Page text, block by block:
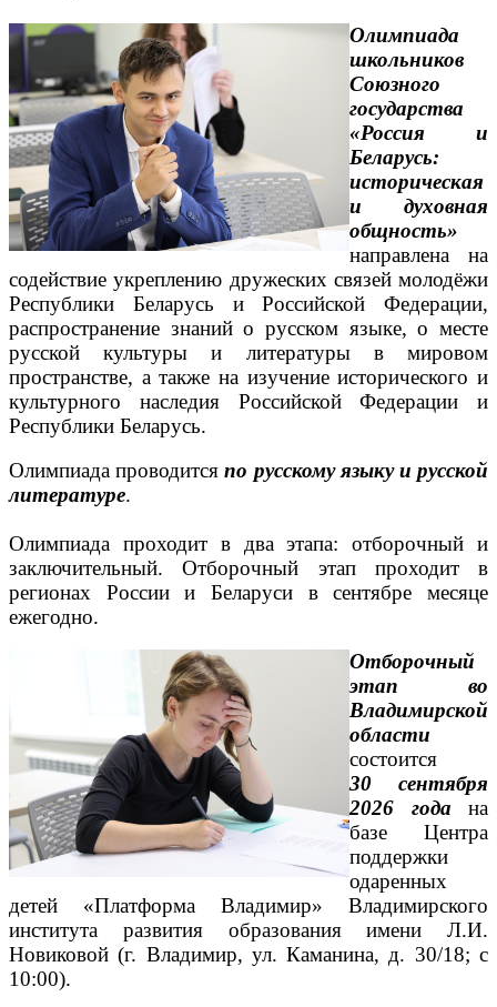
Олимпиада
школьников
Союзного
государства
«Россия и
Беларусь:
историческая
и духовная
общность»
направлена на
содействие укреплению дружеских связей молодёжи
Республики Беларусь и Российской Федерации,
распространение знаний о русском языке, о месте
русской культуры и литературы в мировом
пространстве, а также на изучение исторического и
культурного наследия Российской Федерации и
Республики Беларусь.
Олимпиада проводитсяпо русскому языку и русской
литературе.
Олимпиада проходит в два этапа: отборочный и
заключительный. Отборочный этап проходит в
регионах России и Беларуси в сентябре месяце
ежегодно.
Отборочный
этап во
Владимирской
области
состоится
30 сентября
2026 года на
базе Центра
поддержки
одаренных
детей «Платформа Владимир» Владимирского
института развития образования имени Л.И.
Новиковой (г. Владимир, ул. Каманина, д. 30/18; с
10:00).